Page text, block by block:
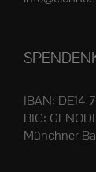
IBAN: DE14
BIC:
Münchner